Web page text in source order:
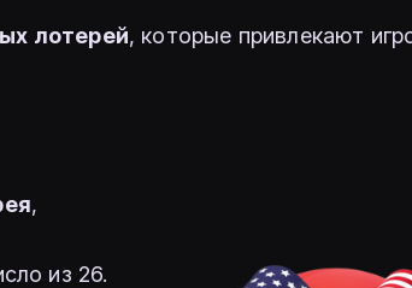
лотерей, которые привлекают
,
из 26.